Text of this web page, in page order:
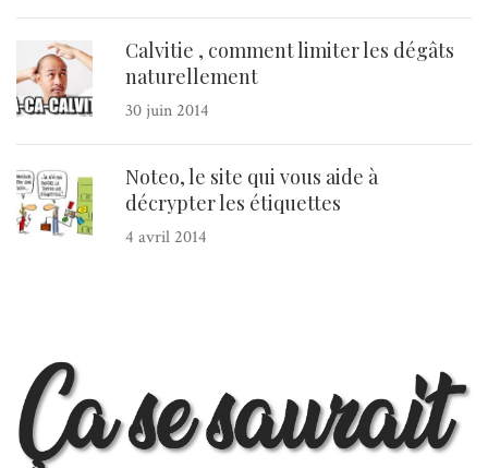
Calvitie , comment limiter les dégâts
naturellement
30 juin 2014
Noteo, le site qui vous aide à
décrypter les étiquettes
4 avril 2014